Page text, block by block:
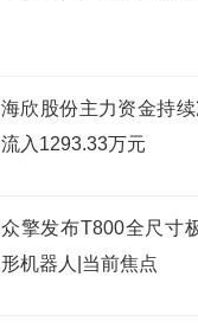
海欣股份主力资金持
流入1293.33万元
众擎发布T800全尺寸
形机器人|当前焦点